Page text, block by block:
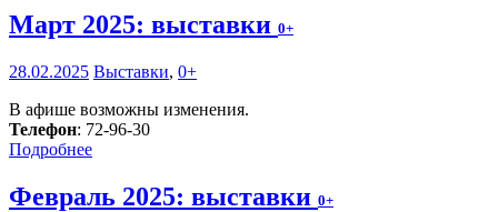
Март 2025: выставки 0+
28.02.2025 Выставки, 0+
В афише возможны изменения.
Телефон: 72-96-30
Подробнее
Февраль 2025: выставки 0+